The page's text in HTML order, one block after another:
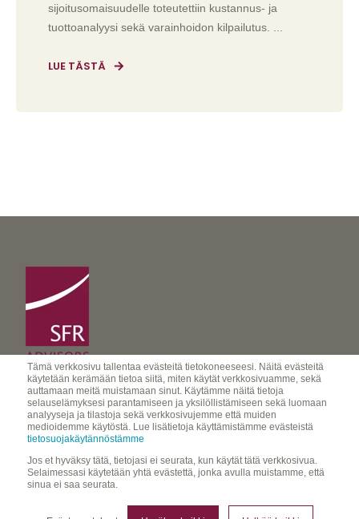
Tämä verkkosivu tallentaa evästeitä tietokoneeseesi. Näitä evästeitä
käytetään kerämään tietoa siitä, miten käytät verkkosivuamme, sekä
auttamaan meitä muistamaan sinut. Käytämme näitä tietoja
selauselämyksesi parantamiseen ja yksilöllistämiseen sekä luomaan
analyyseja ja tilastoja sekä verkkosivujemme että muiden
medioidemme käytöstä. Lue lisätietoja käyttämistämme evästeistä
tietosuojakäytännöstämme
Jos et hyväksy tätä, tietojasi ei seurata, kun käytät tätä verkkosivua.
Selaimessasi käytetään yhtä evästettä, jonka avulla muistamme, että
sinua ei saa seurata.
sijoitusomaisuudelle toteutettiin kustannus- ja
tuottoanalyysi sekä varainhoidon kilpailutus. ...
LUE TÄSTÄ
SFR Advisors Oy
advisors@sfr-group.com
Y-tunnus 2655360-7